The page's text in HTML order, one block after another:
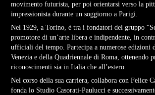
movimento futurista, per poi orientarsi verso la
impressionista durante un soggiorno a Parigi.
Nel 1929, a Torino, è tra i fondatori del gruppo
promotore di un’arte libera e indipendente, in
ufficiali del tempo. Partecipa a numerose edizioni
Venezia e della Quadriennale di Roma, ottenendo
riconoscimenti sia in Italia che all’estero.
Nel corso della sua carriera, collabora con Felice
fonda lo Studio Casorati-Paulucci e